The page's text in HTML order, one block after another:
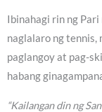
Ibinahagi rin ng Pari
naglalaro ng tennis,
paglangoy at pag-
habang
“Kailangan din ng